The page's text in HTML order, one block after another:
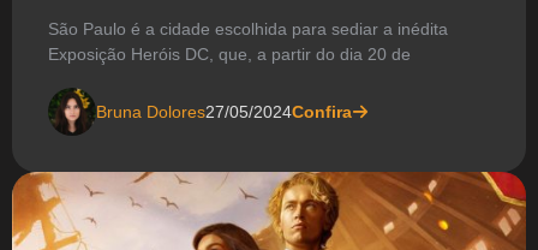
São Paulo é a cidade escolhida para sediar a inédita
Exposição Heróis DC, que, a partir do dia 20 de
Bruna Dolores27/05/2024Confira